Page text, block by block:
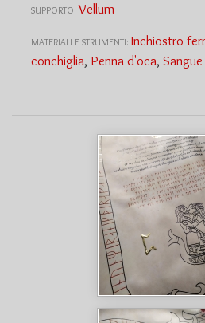
SUPPORTO: Vellum
MATERIALI E STRUMENTI: Inchiostro
conchiglia, Penna d'oca, Sangue